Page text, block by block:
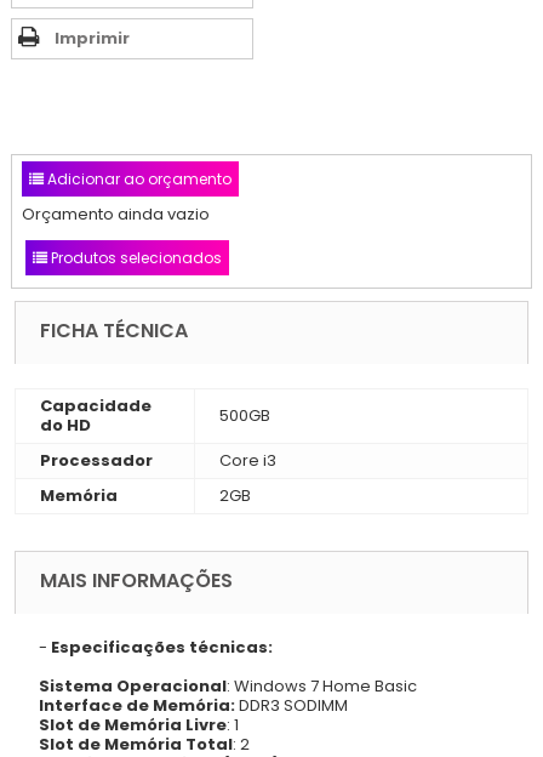
Imprimir
Adicionar ao orçamento
Orçamento ainda vazio
Produtos selecionados
FICHA TÉCNICA
Capacidade
do HD
500GB
Processador
Core i3
Memória
2GB
MAIS INFORMAÇÕES
- Especificações técnicas:
Sistema Operacional: Windows 7 Home Basic
Interface de Memória:DDR3 SODIMM
Slot de Memória Livre: 1
Slot de Memória Total: 2